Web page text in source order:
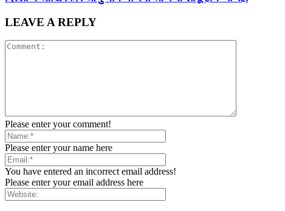
LEAVE A REPLY
Please enter your comment!
Please enter your name here
You have entered an incorrect email address!
Please enter your email address here